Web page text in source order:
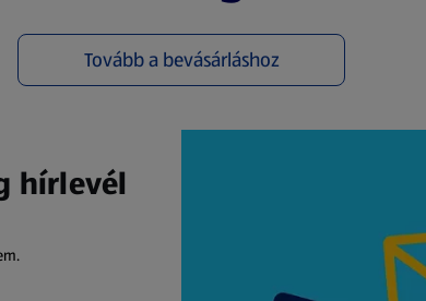
Tovább a bevásárláshoz
(új oldalon nyílik meg)
hírlevél